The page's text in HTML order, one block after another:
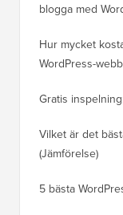
blogga med
Hur mycket
WordPress-
Gratis
Vilket är det
(Jämförelse)
5 bästa